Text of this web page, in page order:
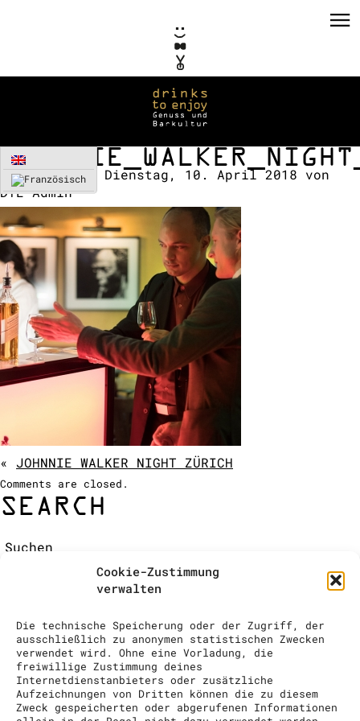
Cookie-Zustimmung
verwalten
Die technische Speicherung oder der Zugriff, der
ausschließlich zu anonymen statistischen Zwecken
verwendet wird. Ohne eine Vorladung, die
freiwillige Zustimmung deines
Internetdienstanbieters oder zusätzliche
Aufzeichnungen von Dritten können die zu diesem
Zweck gespeicherten oder abgerufenen Informationen
CORPORATE EVENTS
KONZEPTE / CONSULTING
REFERENZEN
VERMIETUNG
TEAM / KONTAKT
COCKTAIL SHOW
Erstellt am: Dienstag, 10. April 2018 von
DTE-Admin
« JOHNNIE WALKER NIGHT ZÜRICH
Comments are closed.
SEARCH
RECENT COMMENTS
ARCHIVES
CATEGORIES
Keine Kategorien
META
Anmelden
Eintrags-Feed
Kommentar-Feed
WordPress.org